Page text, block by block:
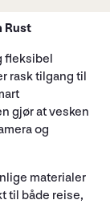
Rust
fleksibel
rask tilgang til
gjør at vesken
og
materialer
til både reise,